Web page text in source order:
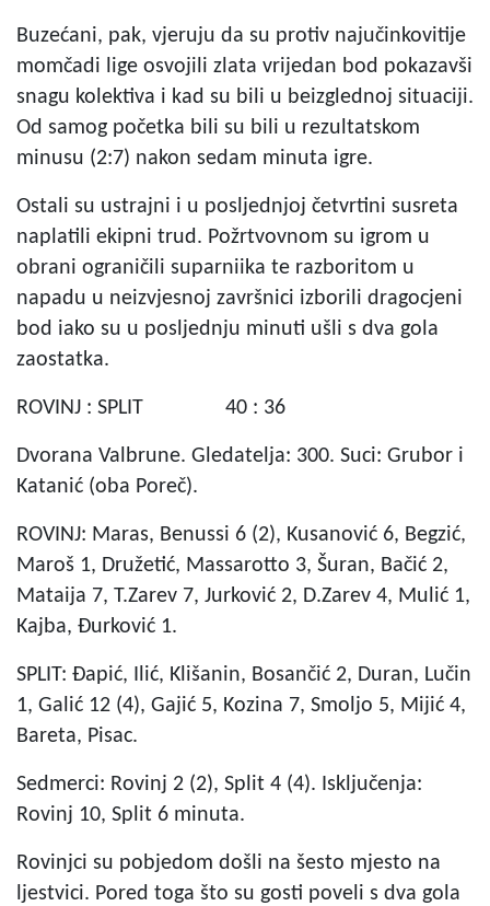
Buzećani, pak, vjeruju da su protiv najučinkovitije
momčadi lige osvojili zlata vrijedan bod pokazavši
snagu kolektiva i kad su bili u beizglednoj situaciji.
Od samog početka bili su bili u rezultatskom
minusu (2:7) nakon sedam minuta igre.
Ostali su ustrajni i u posljednjoj četvrtini susreta
naplatili ekipni trud. Požrtvovnom su igrom u
obrani ograničili suparniika te razboritom u
napadu u neizvjesnoj završnici izborili dragocjeni
bod iako su u posljednju minuti ušli s dva gola
zaostatka.
ROVINJ : SPLIT 40 : 36
Dvorana Valbrune. Gledatelja: 300. Suci: Grubor i
Katanić (oba Poreč).
ROVINJ: Maras, Benussi 6 (2), Kusanović 6, Begzić,
Maroš 1, Družetić, Massarotto 3, Šuran, Bačić 2,
Mataija 7, T.Zarev 7, Jurković 2, D.Zarev 4, Mulić 1,
Kajba, Đurković 1.
SPLIT: Đapić, Ilić, Klišanin, Bosančić 2, Duran, Lučin
1, Galić 12 (4), Gajić 5, Kozina 7, Smoljo 5, Mijić 4,
Bareta, Pisac.
Sedmerci: Rovinj 2 (2), Split 4 (4). Isključenja:
Rovinj 10, Split 6 minuta.
Rovinjci su pobjedom došli na šesto mjesto na
ljestvici. Pored toga što su gosti poveli s dva gola